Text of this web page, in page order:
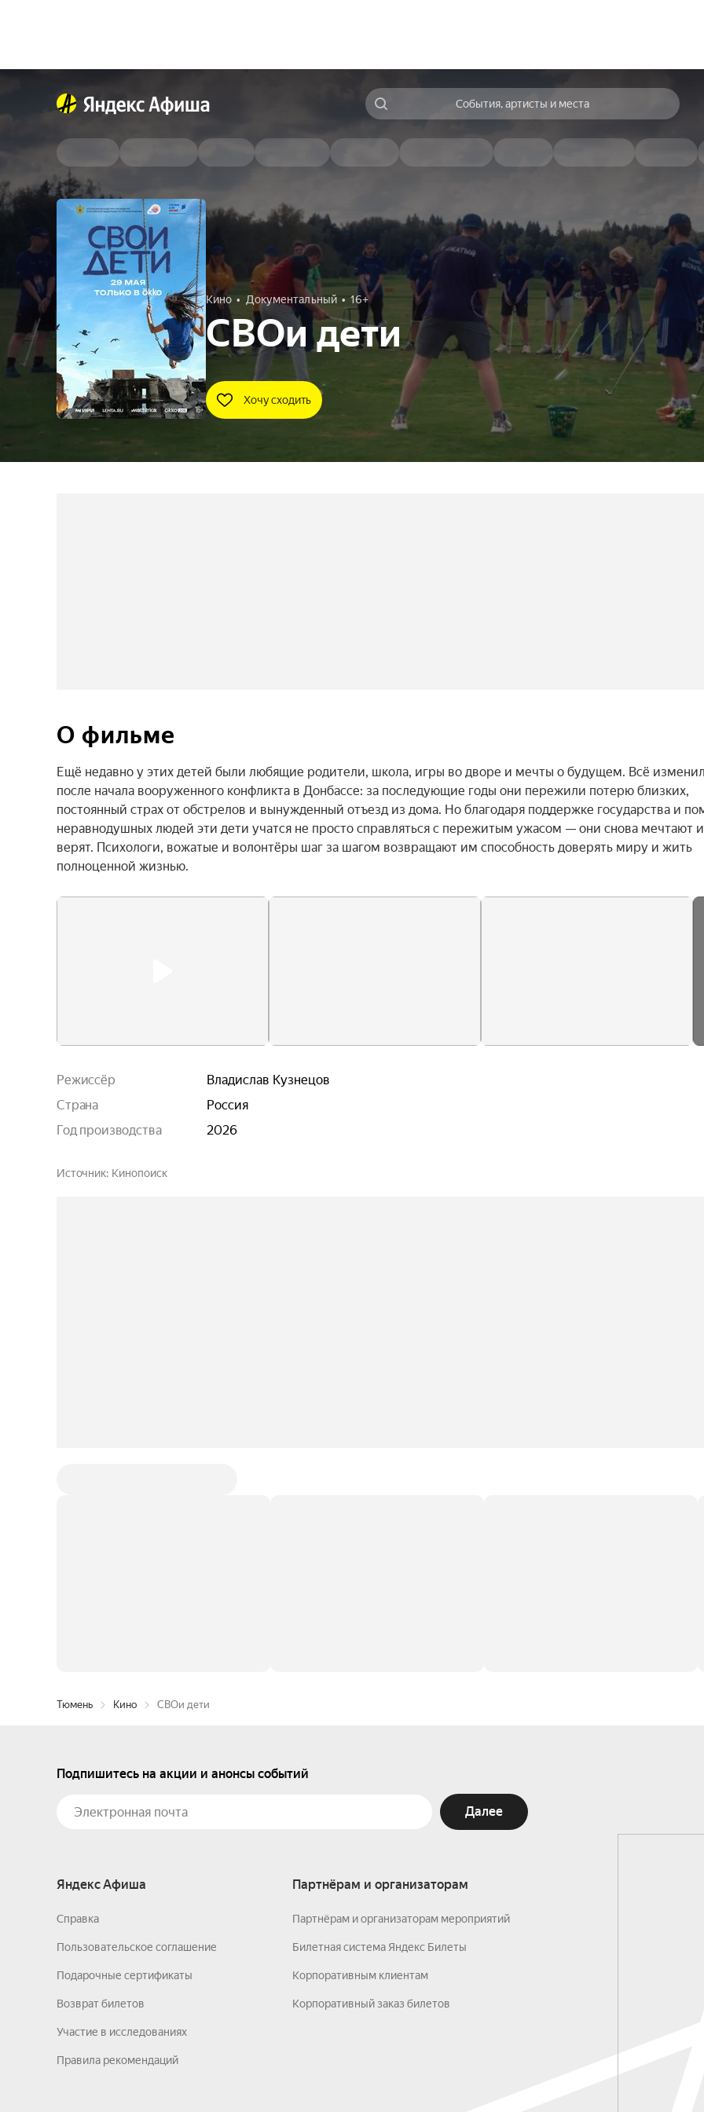
События, артисты и места
Кино Документальный 16+
СВОи дети
Хочу сходить
О фильме
Ещё недавно у этих детей были любящие родители, школа, игры во дворе и мечты о будущем. Всё
после начала вооруженного конфликта в Донбассе: за последующие годы они пережили потерю близких,
постоянный страх от обстрелов и вынужденный отъезд из дома. Но благодаря поддержке государства и
неравнодушных людей эти дети учатся не просто справляться с пережитым ужасом — они снова мечтают и
верят. Психологи, вожатые и волонтёры шаг за шагом возвращают им способность доверять миру и жить
полноценной жизнью.
Режиссёр
Владислав Кузнецов
Страна
Россия
Год производства
2026
Источник Кинопоиск
Тюмень Кино СВОи дети
Подпишитесь на акции и анонсы событий
Далее
Яндекс Афиша
Справка
Пользовательское соглашение
Подарочные сертификаты
Возврат билетов
Участие в исследованиях
Правила рекомендаций
Партнёрам и организаторам
Партнёрам и организаторам мероприятий
Билетная система Яндекс Билеты
Корпоративным клиентам
Корпоративный заказ билетов